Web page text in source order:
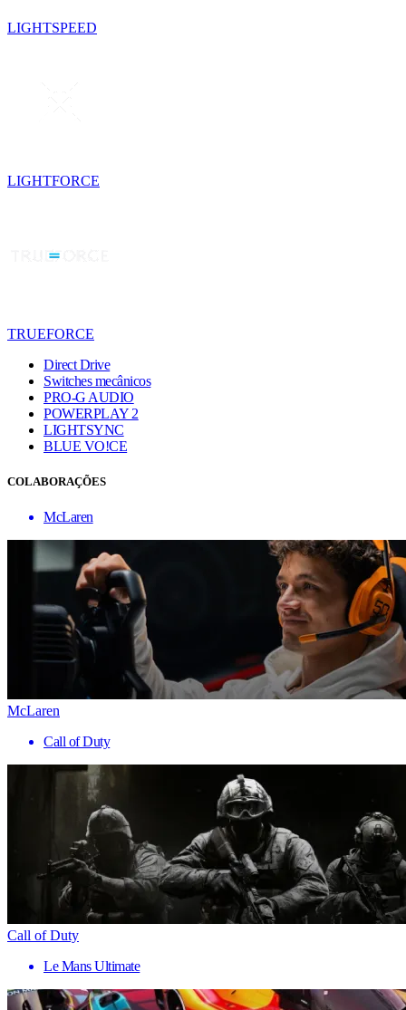
LIGHTSPEED
LIGHTFORCE
TRUEFORCE
Direct Drive
Switches mecânicos
PRO-G AUDIO
POWERPLAY 2
LIGHTSYNC
BLUE VO!CE
COLABORAÇÕES
McLaren
McLaren
Call of Duty
Call of Duty
Le Mans Ultimate